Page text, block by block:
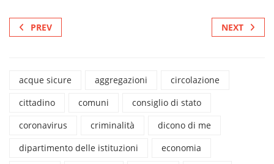
PREV NEXT
acque sicure aggregazioni
circolazione
cittadino
comuni
consiglio di stato
coronavirus
criminalità
dicono di me
dipartimento delle istituzioni
economia